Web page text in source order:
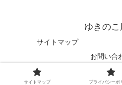
ゆきの
サイトマップ
お問い合
Copyright © 2021-2026 ゆきの
サイトマップ プライバシーポ